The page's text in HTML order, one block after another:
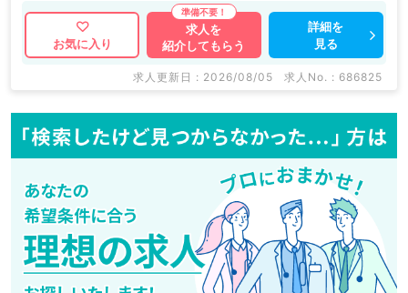
お気に入り
求人を
紹介してもらう
詳細を
見る
求人更新日 : 2026/08/05 求人No. : 686825